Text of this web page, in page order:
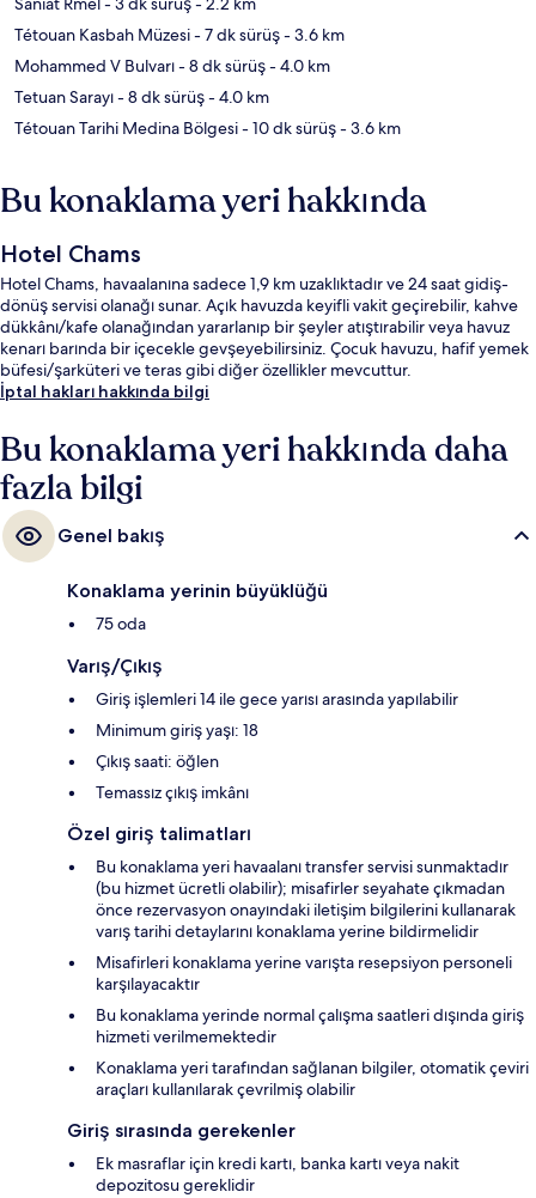
Tétouan Kasbah Müzesi- 7 dk sürüş- 3.6 km
Mohammed V Bulvarı- 8 dk sürüş- 4.0 km
Tetuan Sarayı- 8 dk sürüş- 4.0 km
Tétouan Tarihi Medina Bölgesi- 10 dk sürüş- 3.6 km
Bu konaklama yeri hakkında
Hotel Chams
Hotel Chams, havaalanına sadece 1,9 km uzaklıktadır ve 24 saat gidiş-
dönüş servisi olanağı sunar. Açık havuzda keyifli vakit geçirebilir, kahve
dükkânı/kafe olanağından yararlanıp bir şeyler atıştırabilir veya havuz
kenarı barında bir içecekle gevşeyebilirsiniz. Çocuk havuzu, hafif yemek
büfesi/şarküteri ve teras gibi diğer özellikler mevcuttur.
İptal hakları hakkında bilgi
Bu konaklama yeri hakkında daha
fazla bilgi
Genel bakış
Konaklama yerinin büyüklüğü
75 oda
Varış/Çıkış
Giriş işlemleri 14 ile gece yarısı arasında yapılabilir
Minimum giriş yaşı: 18
Çıkış saati: öğlen
Temassız çıkış imkânı
Özel giriş talimatları
Bu konaklama yeri havaalanı transfer servisi sunmaktadır
(bu hizmet ücretli olabilir); misafirler seyahate çıkmadan
önce rezervasyon onayındaki iletişim bilgilerini kullanarak
varış tarihi detaylarını konaklama yerine bildirmelidir
Misafirleri konaklama yerine varışta resepsiyon personeli
karşılayacaktır
Bu konaklama yerinde normal çalışma saatleri dışında giriş
hizmeti verilmemektedir
Konaklama yeri tarafından sağlanan bilgiler, otomatik çeviri
araçları kullanılarak çevrilmiş olabilir
Giriş sırasında gerekenler
Ek masraflar için kredi kartı, banka kartı veya nakit
depozitosu gereklidir